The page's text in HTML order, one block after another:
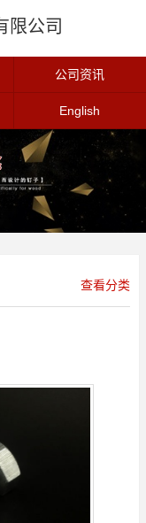
限公司
公司资讯
English
查看分类